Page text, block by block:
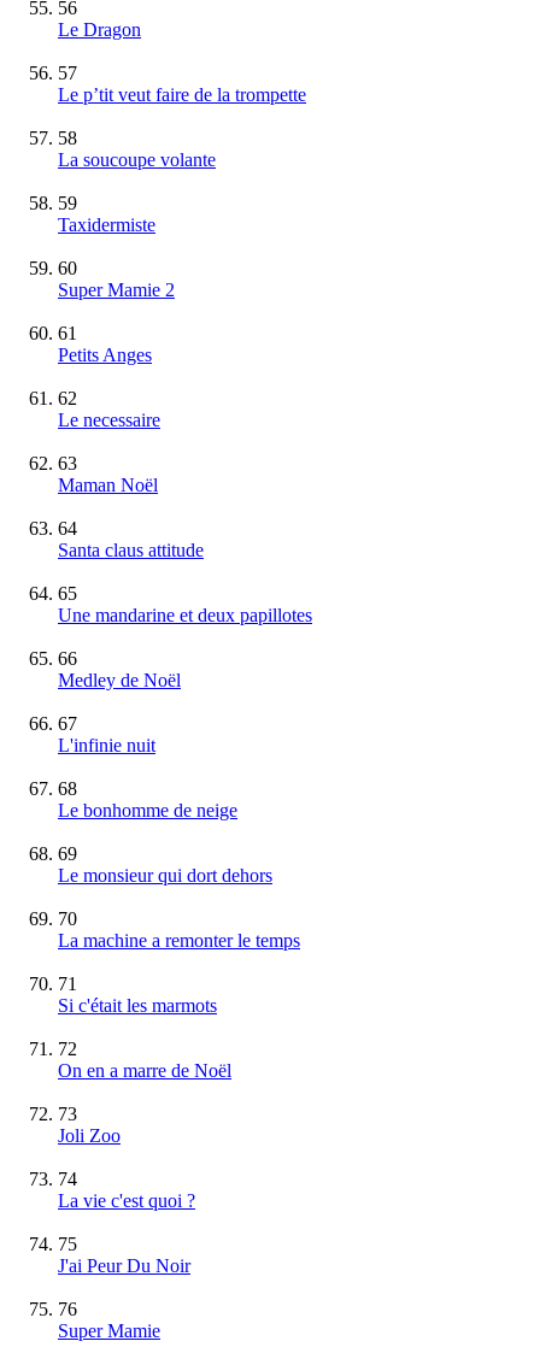
56
Le Dragon
57
Le p’tit veut faire de la trompette
58
La soucoupe volante
59
Taxidermiste
60
Super Mamie 2
61
Petits Anges
62
Le necessaire
63
Maman Noël
64
Santa claus attitude
65
Une mandarine et deux papillotes
66
Medley de Noël
67
L'infinie nuit
68
Le bonhomme de neige
69
Le monsieur qui dort dehors
70
La machine a remonter le temps
71
Si c'était les marmots
72
On en a marre de Noël
73
Joli Zoo
74
La vie c'est quoi ?
75
J'ai Peur Du Noir
76
Super Mamie